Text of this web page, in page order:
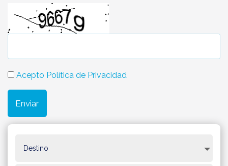
Acepto Política de Privacidad